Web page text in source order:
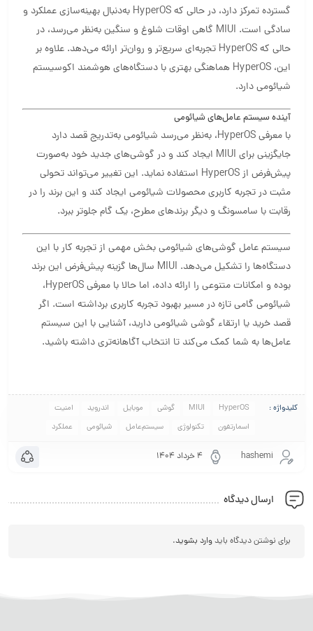
گسترده تمرکز دارد، در حالی که HyperOS به‌دنبال بهینه‌سازی عملکرد و
سادگی است. MIUI گاهی اوقات شلوغ و سنگین به‌نظر می‌رسد، در
حالی که HyperOS تجربه‌ای سریع‌تر و روان‌تر ارائه می‌دهد. علاوه بر
این، HyperOS هماهنگی بهتری با دستگاه‌های هوشمند اکوسیستم
شیائومی دارد.
آینده سیستم عامل‌های شیائومی
با معرفی HyperOS، به‌نظر می‌رسد شیائومی به‌تدریج قصد دارد
جایگزینی برای MIUI ایجاد کند و در گوشی‌های جدید خود به‌صورت
پیش‌فرض از HyperOS استفاده نماید. این تغییر می‌تواند تحولی
مثبت در تجربه کاربری محصولات شیائومی ایجاد کند و این برند را در
رقابت با سامسونگ و دیگر برندهای مطرح، یک گام جلوتر ببرد.
سیستم عامل گوشی‌های شیائومی بخش مهمی از تجربه کار با این
دستگاه‌ها را تشکیل می‌دهد. MIUI سال‌ها گزینه پیش‌فرض این برند
بوده و امکانات متنوعی را ارائه داده، اما حالا با معرفی HyperOS،
شیائومی گامی تازه در مسیر بهبود تجربه کاربری برداشته است. اگر
قصد خرید یا ارتقاء گوشی شیائومی دارید، آشنایی با این سیستم‌
عامل‌ها به شما کمک می‌کند تا انتخاب آگاهانه‌تری داشته باشید.
کلیدواژه : HyperOS
MIUI گوشی موبایل اندروید
امنیت
اسمارتفون
تکنولوژی سیستم‌عامل شیائومی عملکرد
hashemi ۴ خرداد ۱۴۰۴
ارسال دیدگاه
برای نوشتن دیدگاه بایدوارد بشوید.